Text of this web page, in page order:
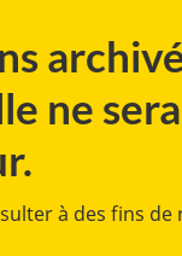
au
principal
à
Au
»
à
version
ne
à des fins de